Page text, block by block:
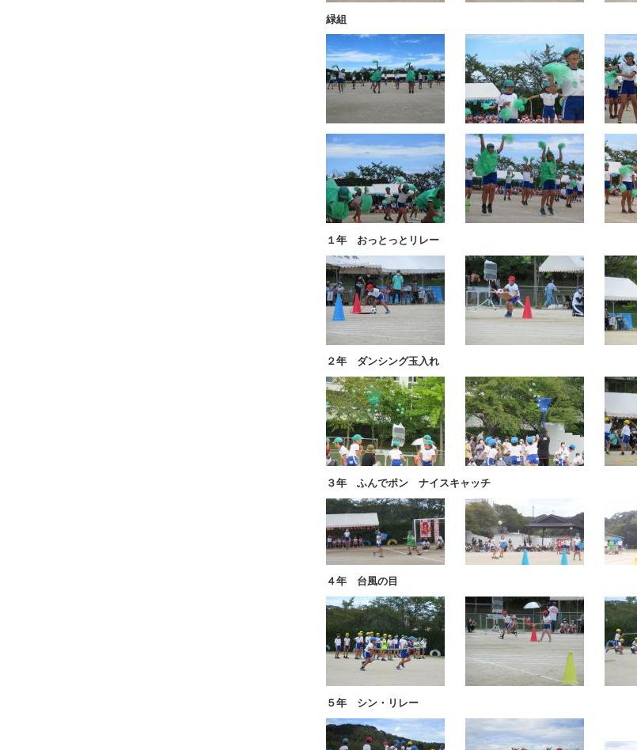
緑組
１年 おっとっとリレー
２年 ダンシング玉入れ
３年 ふんでポン ナイスキャッチ
４年 台風の目
５年 シン・リレー